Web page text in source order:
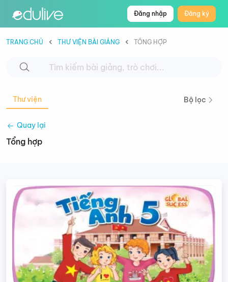
Đăng nhập Đăng ký
TRANG CHỦ THƯ VIỆN BÀI GIẢNG TỔNG HỢP
Thư viện Bộ lọc
Quay lại
Tổng hợp